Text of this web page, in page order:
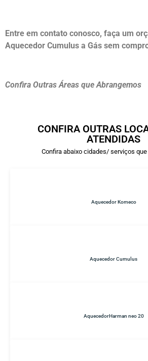
Entre em contato conosco, faça um
Aquecedor Cumulus a Gás sem
Confira Outras Áreas que Abrangemos
CONFIRA OUTRAS
ATENDIDAS
Confira abaixo cidades/ serviços
Aquecedor Komeco
Aquecedor Cumulus
AquecedorHarman neo 20